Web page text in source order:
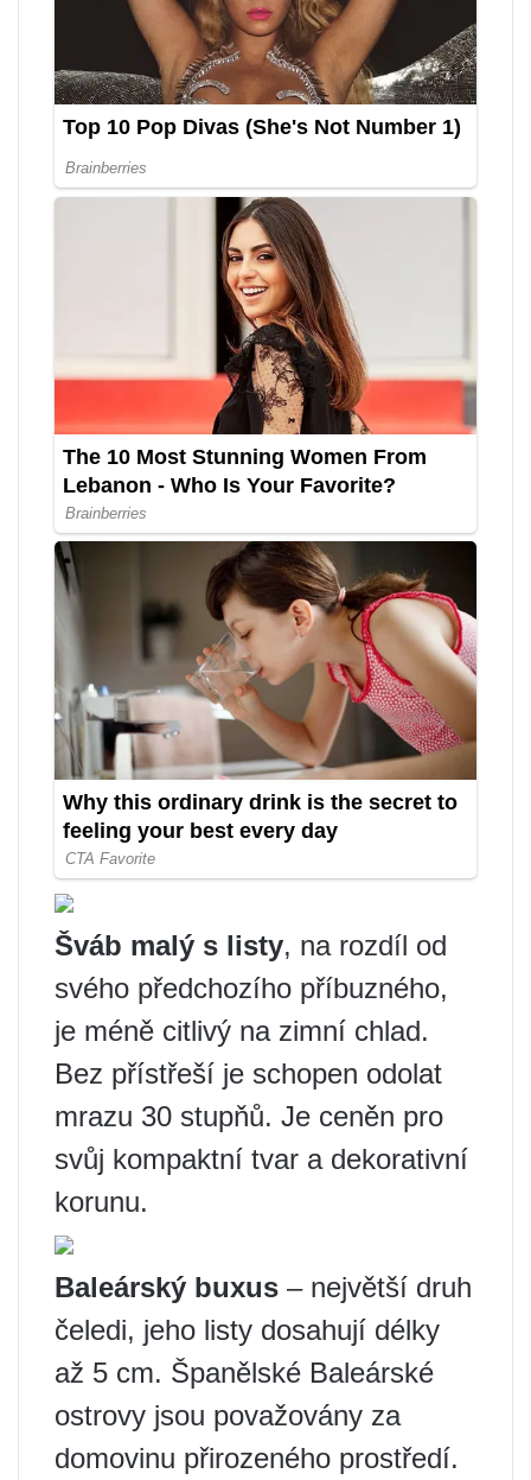
Šváb malý s listy, na rozdíl od
svého předchozího příbuzného, ​​
je méně citlivý na zimní chlad.
Bez přístřeší je schopen odolat
mrazu 30 stupňů. Je ceněn pro
svůj kompaktní tvar a dekorativní
korunu.
Baleárský buxus – největší druh
čeledi, jeho listy dosahují délky
až 5 cm. Španělské Baleárské
ostrovy jsou považovány za
domovinu přirozeného prostředí.